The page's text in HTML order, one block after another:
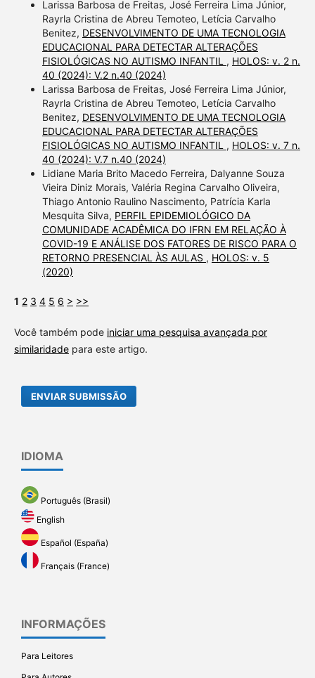
Larissa Barbosa de Freitas, José Ferreira Lima Júnior,
Rayrla Cristina de Abreu Temoteo, Letícia Carvalho
Benitez, DESENVOLVIMENTO DE UMA TECNOLOGIA
EDUCACIONAL PARA DETECTAR ALTERAÇÕES
FISIOLÓGICAS NO AUTISMO INFANTIL , HOLOS: v. 2 n.
40 (2024): V.2 n.40 (2024)
Larissa Barbosa de Freitas, José Ferreira Lima Júnior,
Rayrla Cristina de Abreu Temoteo, Letícia Carvalho
Benitez, DESENVOLVIMENTO DE UMA TECNOLOGIA
EDUCACIONAL PARA DETECTAR ALTERAÇÕES
FISIOLÓGICAS NO AUTISMO INFANTIL , HOLOS: v. 7 n.
40 (2024): V.7 n.40 (2024)
Lidiane Maria Brito Macedo Ferreira, Dalyanne Souza
Vieira Diniz Morais, Valéria Regina Carvalho Oliveira,
Thiago Antonio Raulino Nascimento, Patrícia Karla
Mesquita Silva, PERFIL EPIDEMIOLÓGICO DA
COMUNIDADE ACADÊMICA DO IFRN EM RELAÇÃO À
COVID-19 E ANÁLISE DOS FATORES DE RISCO PARA O
RETORNO PRESENCIAL ÀS AULAS , HOLOS: v. 5
(2020)
1 2 3 4 5 6 > >>
Você também pode iniciar uma pesquisa avançada por
similaridadepara este artigo.
ENVIAR SUBMISSÃO
IDIOMA
Português (Brasil)
English
Español (España)
Français (France)
INFORMAÇÕES
Para Leitores